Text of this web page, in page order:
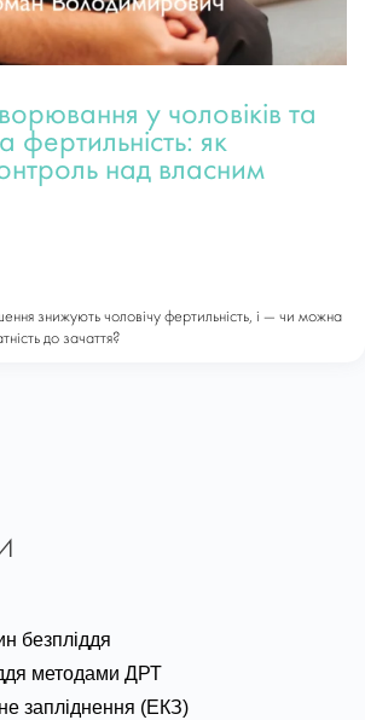
у чоловіків та
фертильність: як
над власним
знижують чоловічу фертильність, і — чи можна
до зачаття?
безпліддя
методами ДРТ
запліднення (ЕКЗ)